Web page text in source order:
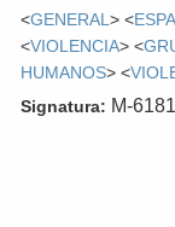
<GENERAL> <
<VIOLENCIA> <
HUMANOS> <
Signatura: M-